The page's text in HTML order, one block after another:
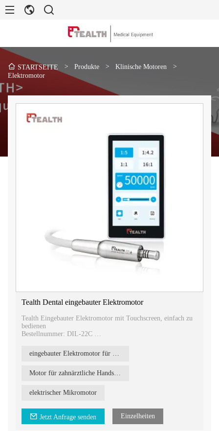
STARTSEITE > Produkte > Klinische Motoren
>
Elektromotor
Tealth Dental eingebauter Elektromotor
Tealth Eingebauter Elektromotor mit Touchscreen, einfach zu
bedienen
Bestellnummer: DIL-22C
Merkmale:
Drehzahl: 2000–40000 U/min
Spannung: DC 24 V–36 V
Gewicht: 77 g
Lärm:<60dB
Größe des Steuerungssystems: 148 x 80 x 17 mm
elektrischer Mikromotor
Jetzt Anfrage senden Einzelheiten